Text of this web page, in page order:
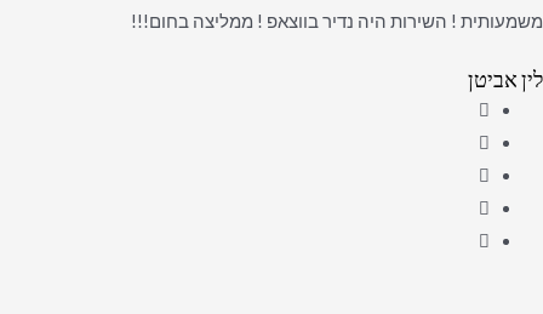
משמעותית ! השירות היה נדיר בווצאפ ! ממליצה בחום!!!
לין אביטן